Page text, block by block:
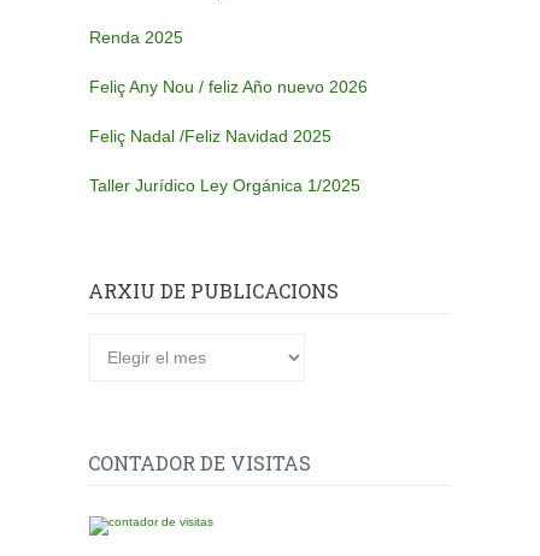
Renda 2025
Feliç Any Nou / feliz Año nuevo 2026
Feliç Nadal /Feliz Navidad 2025
Taller Jurídico Ley Orgánica 1/2025
ARXIU DE PUBLICACIONS
CONTADOR DE VISITAS